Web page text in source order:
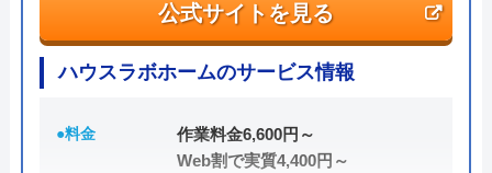
電話で「ホームページを見た」と伝えるだけで3,000
円割引なので、相談する際は電話で相談し、忘れず
に伝えるようにしましょう。
ちなみに、依頼せずとも見積もりにはお金はかから
公式サイトを見る
ハウスラボホームのサービス情報
●料金
作業料金6,600円～
Web割で実質4,400円～